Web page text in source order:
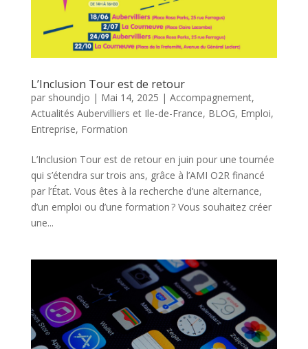
L’Inclusion Tour est de retour
par shoundjo | Mai 14, 2025 | Accompagnement,
Actualités Aubervilliers et Ile-de-France, BLOG, Emploi,
Entreprise, Formation
L’Inclusion Tour est de retour en juin pour une tournée
qui s’étendra sur trois ans, grâce à l’AMI O2R financé
par l’État. Vous êtes à la recherche d’une alternance,
d’un emploi ou d’une formation ? Vous souhaitez créer
une...